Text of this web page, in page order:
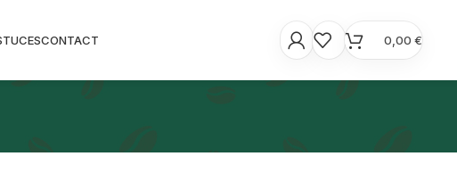
CONTACT 0,00€